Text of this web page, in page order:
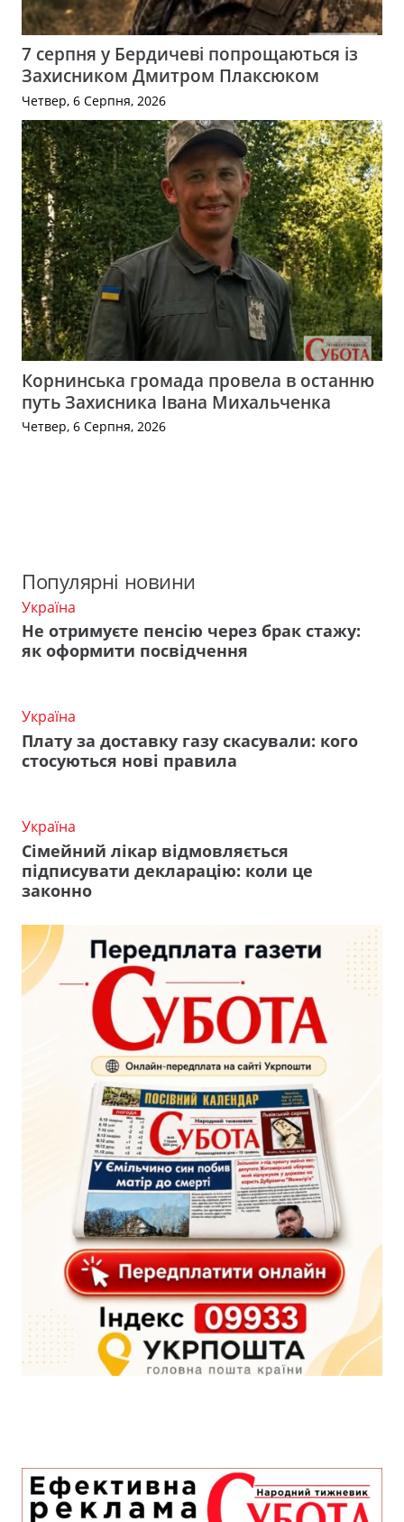
7 серпня у Бердичеві попрощаються із
Захисником Дмитром Плаксюком
Четвер, 6 Серпня, 2026
Корнинська громада провела в останню
путь Захисника Івана Михальченка
Четвер, 6 Серпня, 2026
Популярні новини
Україна
Не отримуєте пенсію через брак стажу:
як оформити посвідчення
Україна
Плату за доставку газу скасували: кого
стосуються нові правила
Україна
Сімейний лікар відмовляється
підписувати декларацію: коли це
законно